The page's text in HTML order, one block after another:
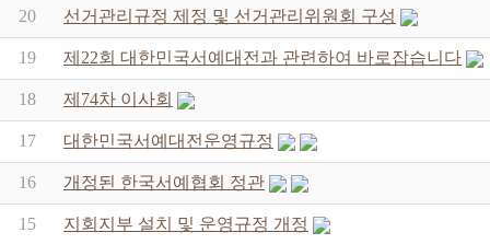
20 선거관리규정 제정 및 선거관리위원회 구성
19 제22회 대한민국서예대전과 관련하여 바로잡습니다
18 제74차 이사회
17 대한민국서예대전운영규정
16 개정된 한국서예협회 정관
15 지회지부 설치 및 운영규정 개정